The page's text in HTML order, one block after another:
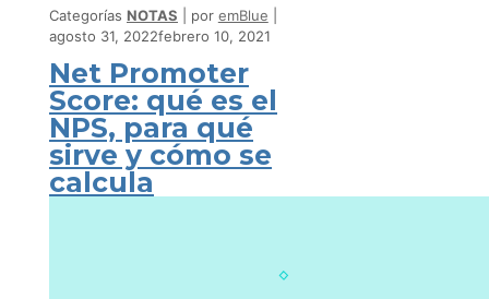
Categorías NOTAS por emBlue
agosto 31, 2022febrero 10, 2021
Net Promoter
Score: qué es el
NPS, para qué
sirve y cómo se
calcula